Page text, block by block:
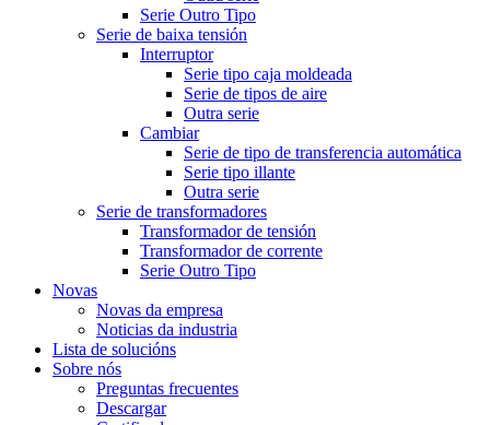
Serie Outro Tipo
Serie de baixa tensión
Interruptor
Serie tipo caja moldeada
Serie de tipos de aire
Outra serie
Cambiar
Serie de tipo de transferencia automática
Serie tipo illante
Outra serie
Serie de transformadores
Transformador de tensión
Transformador de corrente
Serie Outro Tipo
Novas
Novas da empresa
Noticias da industria
Lista de solucións
Sobre nós
Preguntas frecuentes
Descargar